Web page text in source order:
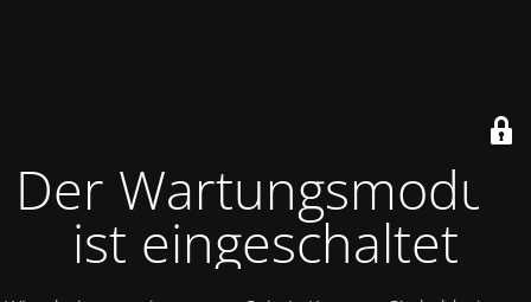
Der Wartungsmodus
ist eingeschaltet